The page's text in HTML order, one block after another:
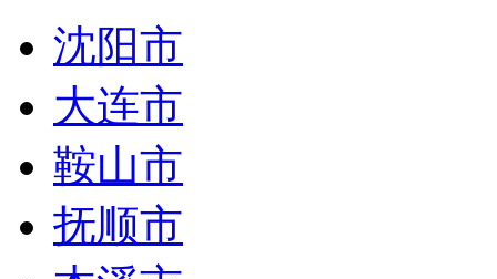
沈阳市
大连市
鞍山市
抚顺市